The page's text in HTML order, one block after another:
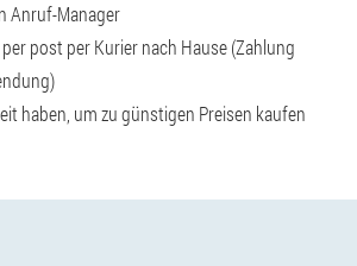
Anruf-Manager
post per Kurier nach Hause (Zahlung
haben, um zu günstigen Preisen kaufen